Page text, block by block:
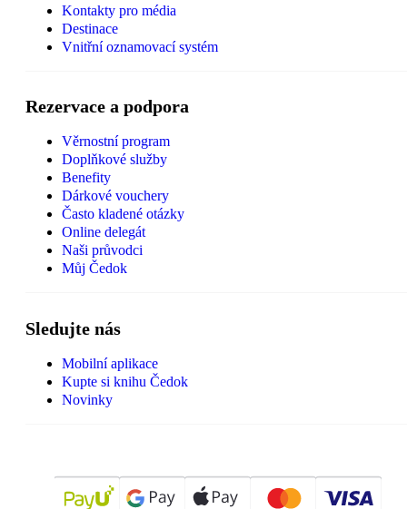
Kontakty pro média
Destinace
Vnitřní oznamovací systém
Rezervace a podpora
Věrnostní program
Doplňkové služby
Benefity
Dárkové vouchery
Často kladené otázky
Online delegát
Naši průvodci
Můj Čedok
Sledujte nás
Mobilní aplikace
Kupte si knihu Čedok
Novinky